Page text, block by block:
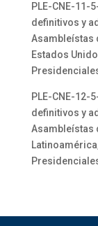
PLE-CNE-
definitivos y
Asambleístas
Estados
PLE-CNE-
definitivos y
Asambleístas